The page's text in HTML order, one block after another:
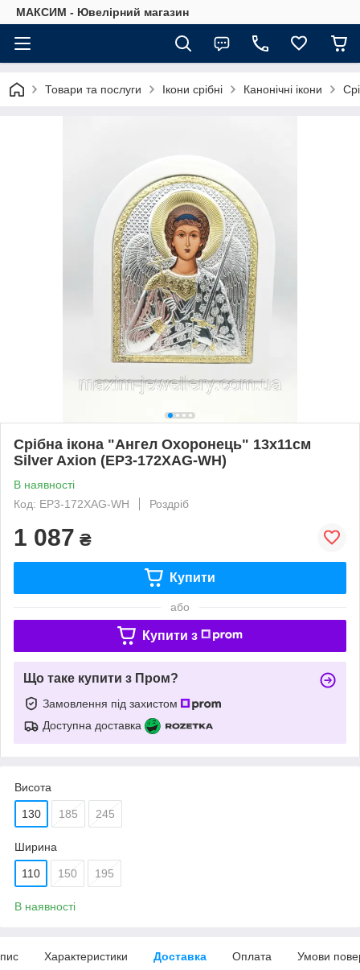
МАКСИМ - Ювелірний магазин
Товари та послуги Ікони срібні Канонічні ікони
Срібна ікона "Ангел Охоронець" 13х11см
Silver Axion (EP3-172XAG-WH)
В наявності
Код: EP3-172XAG-WH
Роздріб
1 087 ₴
Купити
або
Купити з
Що таке купити з Пром?
Замовлення під захистом
Доступна доставка
Висота
130 185 245
Ширина
110 150 195
В наявності
Характеристики Доставка Оплата Умови